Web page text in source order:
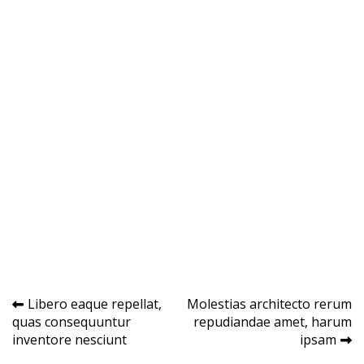
Navegação
de
Libero eaque repellat,
quas consequuntur
inventore nesciunt
Molestias architecto rerum
repudiandae amet, harum
ipsam